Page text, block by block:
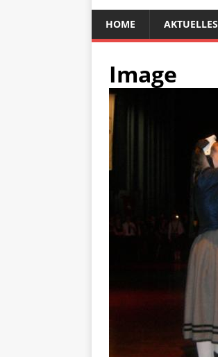
HOME AKTUELLES
Image